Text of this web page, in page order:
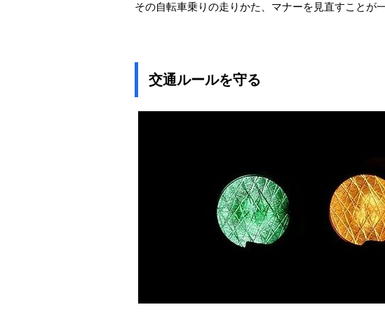
その自転車乗りの走りかた、マナーを見直すことが
交通ルールを守る